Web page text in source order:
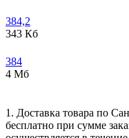
384,2
343 Кб
384
4 Мб
1. Доставка товара по
бесплатно при сумме